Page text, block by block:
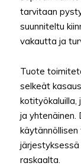
tarvitaan
suunniteltu
vakautta ja
Tuote
selkeät
kotityökaluilla,
ja yhtenäinen.
raskaalta.